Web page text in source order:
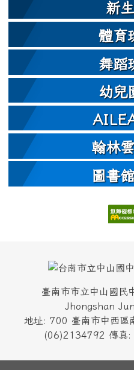
新
體育
舞蹈
幼兒
翰林
圖書
頁尾區域內容
臺南市市立中山國民
Jhongshan
地址: 700 臺南市中西區
(06)2134792 傳真